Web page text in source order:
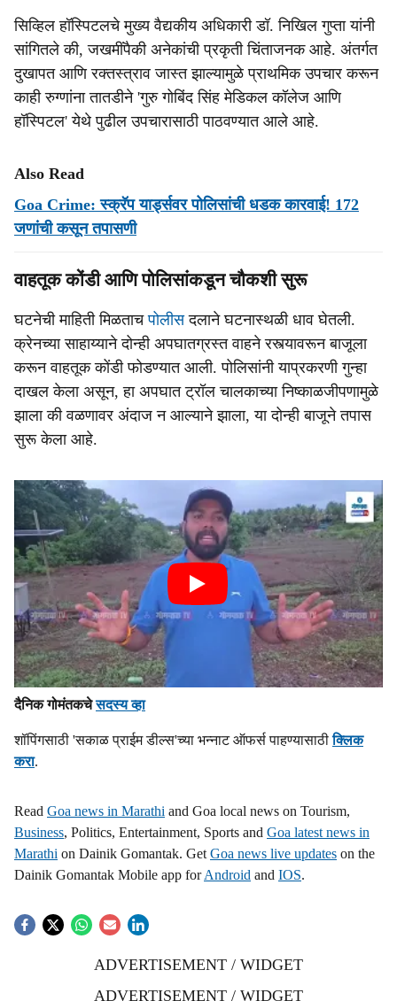
सिव्हिल हॉस्पिटलचे मुख्य वैद्यकीय अधिकारी डॉ. निखिल गुप्ता यांनी
सांगितले की, जखमींपैकी अनेकांची प्रकृती चिंताजनक आहे. अंतर्गत
दुखापत आणि रक्तस्त्राव जास्त झाल्यामुळे प्राथमिक उपचार करून
काही रुग्णांना तातडीने 'गुरु गोबिंद सिंह मेडिकल कॉलेज आणि
हॉस्पिटल' येथे पुढील उपचारासाठी पाठवण्यात आले आहे.
Also Read
Goa Crime: स्क्रॅप यार्ड्सवर पोलिसांची धडक कारवाई! 172
जणांची कसून तपासणी
वाहतूक कोंडी आणि पोलिसांकडून चौकशी सुरू
घटनेची माहिती मिळताचपोलीसदलाने घटनास्थळी धाव घेतली.
क्रेनच्या साहाय्याने दोन्ही अपघातग्रस्त वाहने रस्त्यावरून बाजूला
करून वाहतूक कोंडी फोडण्यात आली. पोलिसांनी याप्रकरणी गुन्हा
दाखल केला असून, हा अपघात ट्रॉल चालकाच्या निष्काळजीपणामुळे
झाला की वळणावर अंदाज न आल्याने झाला, या दोन्ही बाजूने तपास
सुरू केला आहे.
दैनिक गोमंतकचेसदस्य व्हा
शॉपिंगसाठी 'सकाळ प्राईम डील्स'च्या भन्नाट ऑफर्स पाहण्यासाठीक्लिक
करा.
Read Goa news in Marathi and Goa local news on Tourism,
Business, Politics, Entertainment, Sports and Goa latest news in
Marathi on Dainik Gomantak. Get Goa news live updates on the
Dainik Gomantak Mobile app forAndroid and IOS.
ADVERTISEMENT / WIDGET
ADVERTISEMENT / WIDGET